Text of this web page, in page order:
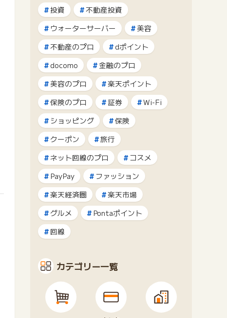
投資
不動産投資
ウォーターサーバー
美容
不動産のプロ
dポイント
docomo
金融のプロ
美容のプロ
楽天ポイント
保険のプロ
証券
Wi-Fi
ショッピング
保険
クーポン
旅行
ネット回線のプロ
コスメ
PayPay
ファッション
楽天経済圏
楽天市場
グルメ
Pontaポイント
回線
カテゴリー一覧